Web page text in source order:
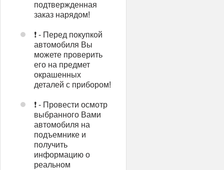
подтвержденная
заказ нарядом!
❗ - Перед покупкой
автомобиля Вы
можете проверить
его на предмет
окрашенных
деталей с прибором!
❗ - Провести осмотр
выбранного Вами
автомобиля на
подъемнике и
получить
информацию о
реальном